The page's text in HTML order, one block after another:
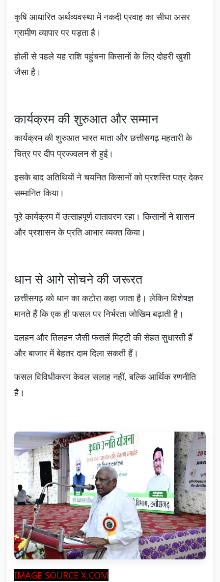
कृषि आधारित अर्थव्यवस्था में नकदी प्रवाह का सीधा असर
ग्रामीण व्यापार पर पड़ता है।
होली से पहले यह राशि पहुंचना किसानों के लिए दोहरी खुशी
जैसा है।
कार्यक्रम की शुरुआत और सम्मान
कार्यक्रम की शुरुआत भारत माता और छत्तीसगढ़ महतारी के
चित्र पर दीप प्रज्ज्वलन से हुई।
इसके बाद अतिथियों ने चयनित किसानों को प्रशस्ति पत्र देकर
सम्मानित किया।
पूरे कार्यक्रम में उत्साहपूर्ण वातावरण रहा। किसानों ने शासन
और प्रशासन के प्रति आभार व्यक्त किया।
धान से आगे सोचने की जरूरत
छत्तीसगढ़ को धान का कटोरा कहा जाता है। लेकिन विशेषज्ञ
मानते हैं कि एक ही फसल पर निर्भरता जोखिम बढ़ाती है।
दलहन और तिलहन जैसी फसलें मिट्टी की सेहत सुधारती हैं
और बाजार में बेहतर दाम दिला सकती हैं।
फसल विविधीकरण केवल सलाह नहीं, बल्कि आर्थिक रणनीति
है।
IMAGE SOURCE X.COM